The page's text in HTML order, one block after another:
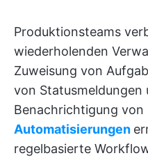
Produktionsteams
wiederholenden
Zuweisung von
von Statusmeldungen
Benachrichtigung von
Automatisierungen
regelbasierte